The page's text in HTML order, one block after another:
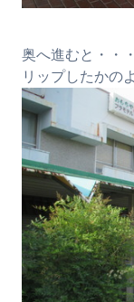
奥へ進むと・・
リップしたかの